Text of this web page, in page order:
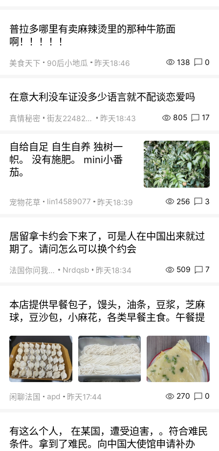
普拉多哪里有卖麻辣烫里的那种牛筋面
啊！！！！！
美食天下 90后小地瓜 昨天18:46 138 0
在意大利没车证没多少语言就不配谈恋爱吗
真情秘密 街友22482465 昨天18:43 805 17
自给自足 自生自养 独树一
帜。 没有施肥。 mini小番
茄。
宠物花草 lin14589077 昨天18:39 256 3
居留拿卡约会下来了，可是人在中国出来就过
期了。请问怎么可以换个约会
法国你问我答 Nrdqsb 昨天18:34 509 7
本店提供早餐包子，馒头，油条，豆浆，芝麻
球，豆沙包，小麻花，各类早餐主食。午餐提
闲聊法国 apd 昨天17:44 270 0
有这么个人， 在某国，遭受迫害，。符合难民
条件。拿到了难民。向中国大使馆申请补办